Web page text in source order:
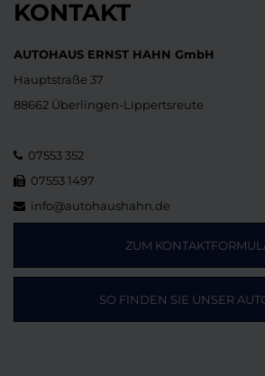
KONTAKT
AUTOHAUS ERNST HAHN GmbH
Hauptstraße 37
88662 Überlingen-Lippertsreute
07553 352
07553 1497
info@autohaushahn.de
ZUM
SO FINDEN SIE UNSER